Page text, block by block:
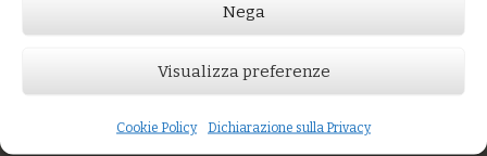
Nega
Visualizza preferenze
Cookie Policy Dichiarazione sulla Privacy
Prezzo:€12,00
AGGIUNGI AL CARRELLO